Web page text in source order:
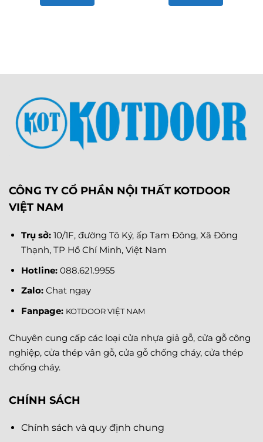
CÔNG TY CỔ PHẦN NỘI THẤT KOTDOOR
VIỆT NAM
Trụ sở: 10/1F, đường Tô Ký, ấp Tam Đông, Xã Đông
Thạnh, TP Hồ Chí Minh, Việt Nam
Hotline: 088.621.9955
Zalo: Chat ngay
Fanpage: KOTDOOR VIỆT NAM
Chuyên cung cấp các loại cửa nhựa giả gỗ, cửa gỗ công
nghiệp, cửa thép vân gỗ, cửa gỗ chống cháy, cửa thép
chống cháy.
CHÍNH SÁCH
Chính sách và quy định chung